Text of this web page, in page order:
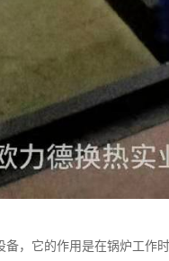
，它的作用是在锅炉工作